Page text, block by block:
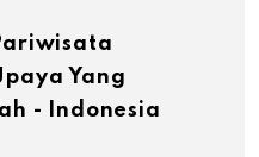
Yang
- Indonesia